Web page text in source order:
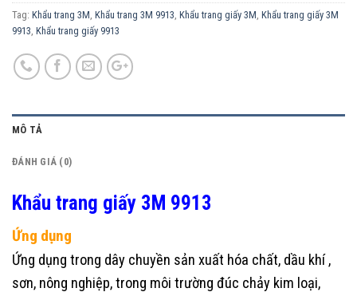
Tag: Khẩu trang 3M, Khẩu trang 3M 9913, Khẩu trang giấy 3M, Khẩu trang giấy 3M
9913, Khẩu trang giấy 9913
MÔ TẢ
ĐÁNH GIÁ (0)
Khẩu trang giấy 3M 9913
Ứng dụng
Ứng dụng trong dây chuyền sản xuất hóa chất, dầu khí ,
sơn, nông nghiệp, trong môi trường đúc chảy kim loại,